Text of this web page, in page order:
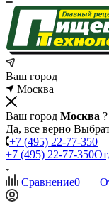
Ваш город
Москва
Ваш город Москва ?
Да, все верно
+7 (495) 22-77-350
+7 (495) 22-77-350
Сравнение0